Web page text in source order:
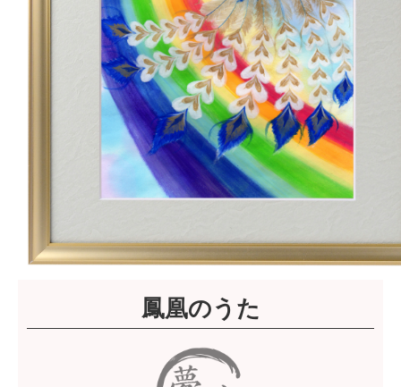
鳳凰のうた